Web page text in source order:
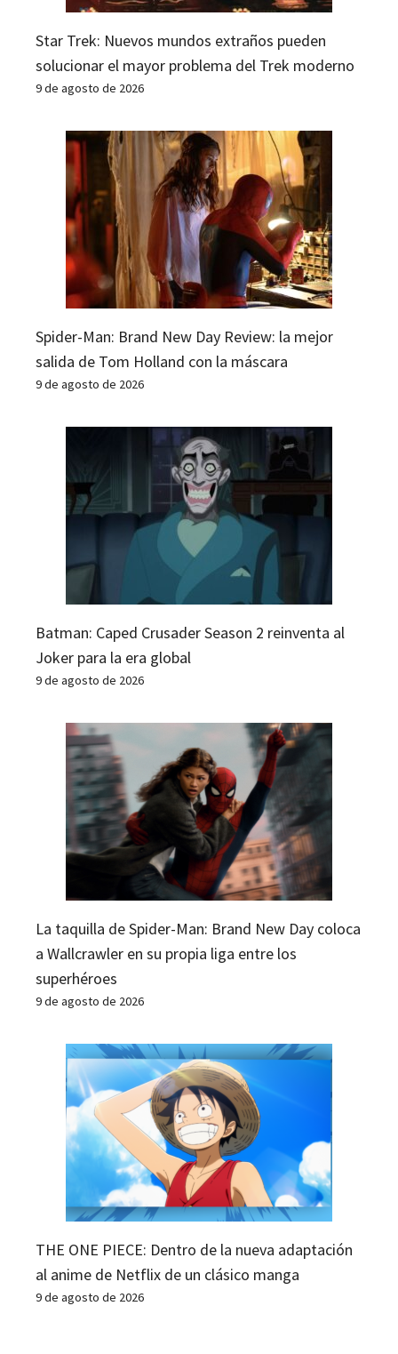
Star Trek: Nuevos mundos extraños pueden
solucionar el mayor problema del Trek moderno
9 de agosto de 2026
Spider-Man: Brand New Day Review: la mejor
salida de Tom Holland con la máscara
9 de agosto de 2026
Batman: Caped Crusader Season 2 reinventa al
Joker para la era global
9 de agosto de 2026
La taquilla de Spider-Man: Brand New Day coloca
a Wallcrawler en su propia liga entre los
superhéroes
9 de agosto de 2026
THE ONE PIECE: Dentro de la nueva adaptación
al anime de Netflix de un clásico manga
9 de agosto de 2026